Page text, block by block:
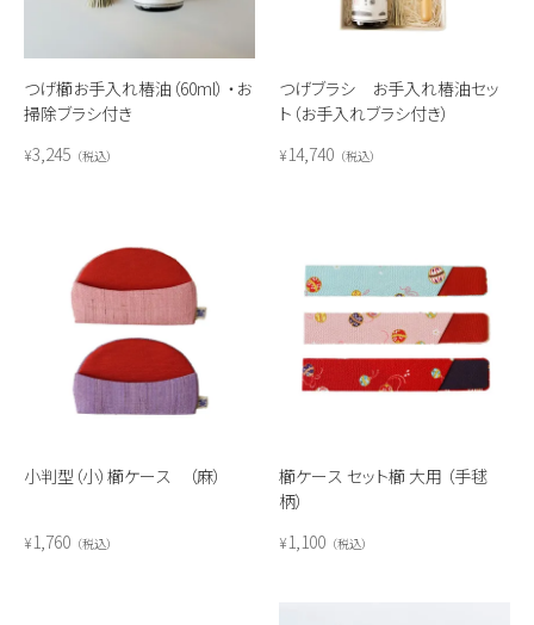
つげ櫛お手入れ椿油（60ml） ・お
掃除ブラシ付き
¥3,245 税込
つげブラシ お手入れ椿油セッ
ト（お手入れブラシ付き）
¥14,740 税込
小判型（小）櫛ケース （麻）
¥1,760 税込
櫛ケース セット櫛 大用 （手毬
柄）
¥1,100 税込